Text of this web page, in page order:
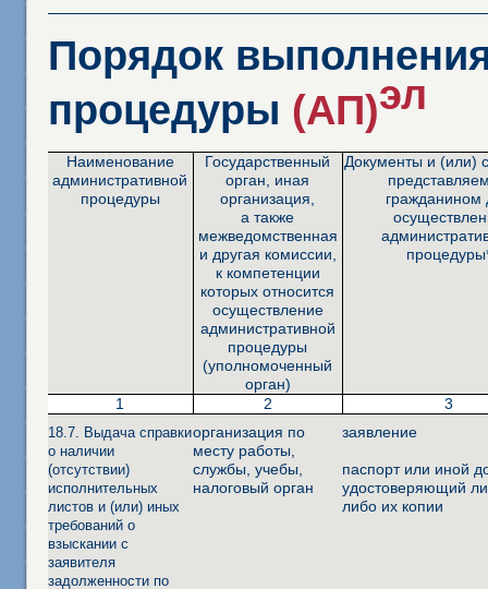
Порядок
процедуры (АП)эл
Наименование
административной
процедуры
Государственный
орган, иная
организация,
а также
межведомственная
и другая комиссии,
к компетенции
которых относится
осуществление
административной
процедуры
(уполномоченный
орган)
Документы и (или)
гражданином
1 2 3
18.7. Выдача справки
о наличии
(отсутствии)
исполнительных
листов и (или) иных
требований о
взыскании с
заявителя
задолженности по
организация по
месту работы,
службы, учебы,
налоговый орган
заявление
паспорт или иной
удостоверяющий
либо их копии